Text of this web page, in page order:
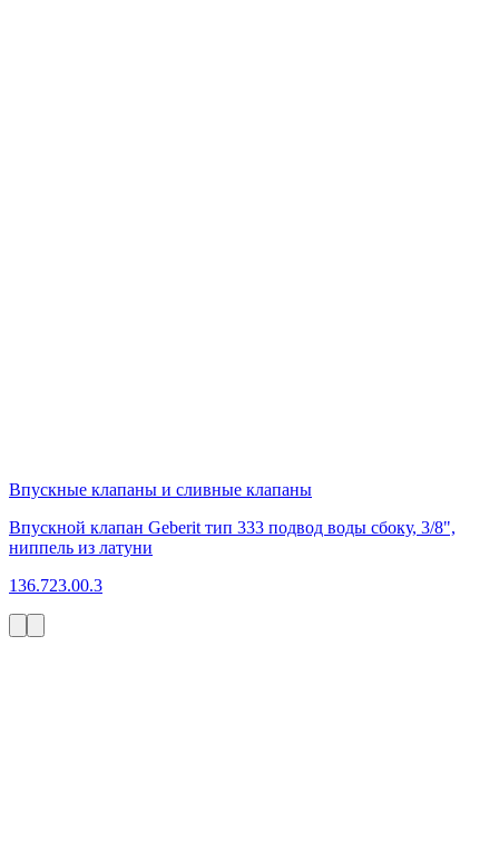
Впускные клапаны и сливные клапаны
Впускной клапан Geberit тип 333 подвод воды сбоку, 3/8",
ниппель из латуни
136.723.00.3